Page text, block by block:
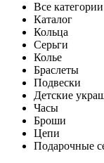
Все категории
Каталог
Кольца
Серьги
Колье
Браслеты
Подвески
Детские
Часы
Броши
Цепи
Подарочные